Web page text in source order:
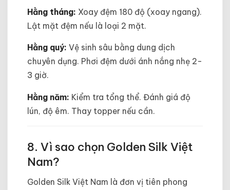
Hằng tháng: Xoay đệm 180 độ (xoay ngang).
Lật mặt đệm nếu là loại 2 mặt.
Hằng quý: Vệ sinh sâu bằng dung dịch
chuyên dụng. Phơi đệm dưới ánh nắng nhẹ 2-
3 giờ.
Hằng năm: Kiểm tra tổng thể. Đánh giá độ
lún, độ êm. Thay topper nếu cần.
8. Vì sao chọn Golden Silk Việt
Nam?
Golden Silk Việt Nam là đơn vị tiên phong